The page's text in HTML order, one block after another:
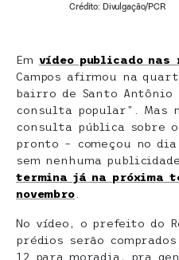
Crédito: Divulgação/PCR
Em vídeo publicado nas
Campos afirmou na
bairro de Santo Antônio
consulta popular”. Mas
consulta pública sobre
pronto – começou no
sem nenhuma
termina já na próxima
novembro.
No vídeo, o prefeito do
prédios serão
12 para moradia, pra